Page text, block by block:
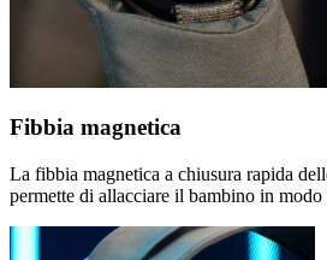
Fibbia magnetica
La fibbia magnetica a chiusura rapida
permette di allacciare il bambino in